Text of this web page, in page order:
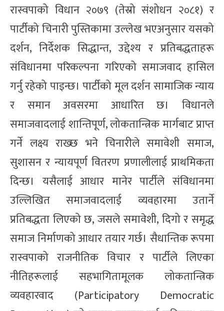
रास्वपाको विधान २०७९ (तेस्रो संशोधन २०८१) र
पार्टीको चिनारी पुस्तिकामा उल्लेख भएअनुसार यसको
दर्शन, निर्देशक सिद्धान्त, उद्देश्य र प्रतिबद्धताहरू
संविधानमा परिकल्पना गरिएको समाजवाद हासिल
गर्नु रहेको पाइन्छ। पार्टीको मूल दर्शन सामाजिक न्याय
र समान अवसरमा आधारित छ। विधानले
समाजवादलाई शान्तिपूर्ण, लोकतान्त्रिक मार्गबाट प्राप्त
गर्ने लक्ष्य राख्छ भने चिनारीले समावेशी समाज,
सुशासन र न्यायपूर्ण वितरण प्रणालीलाई प्राथमिकता
दिन्छ। यसैलाई आधार मानेर पार्टीले संविधानमा
उल्लिखित समाजवादलाई व्यवहारमा उतार्ने
प्रतिबद्धता लिएको छ, जसले समावेशी, दिगो र समृद्ध
समाज निर्माणको आधार तयार गर्छ। सैधान्तिक रूपमा
रास्वपाको राजनीतिक विचार र पार्टीले लिएका
नीतिहरूलाई सहभागितामूलक लोकतान्त्रिक
व्यवहारवाद (Participatory Democratic